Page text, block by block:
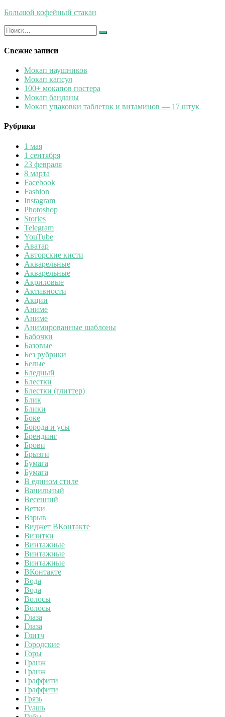
Большой кофейный стакан
Искать:
Найти
Свежие записи
Мокап наушников
Мокап капсул
100+ мокапов постера
Мокап банданы
Мокап упаковки таблеток и витаминов — 17 штук
Рубрики
1 мая
1 сентября
23 февраля
8 марта
Facebook
Fashion
Instagram
Photoshop
Stories
Telegram
YouTube
Аватар
Авторские кисти
Акварельные
Акварельные
Акриловые
Активности
Акции
Аниме
Аниме
Анимированные шаблоны
Бабочки
Базовые
Без рубрики
Белые
Бледный
Блестки
Блестки (глиттер)
Блик
Блики
Боке
Борода и усы
Брендинг
Брови
Брызги
Бумага
Бумага
В едином стиле
Ванильный
Весенний
Ветки
Взрыв
Виджет ВКонтакте
Визитки
Винтажные
Винтажные
Винтажные
ВКонтакте
Вода
Вода
Волосы
Волосы
Глаза
Глаза
Глитч
Городские
Горы
Гранж
Гранж
Граффити
Граффити
Грязь
Гуашь